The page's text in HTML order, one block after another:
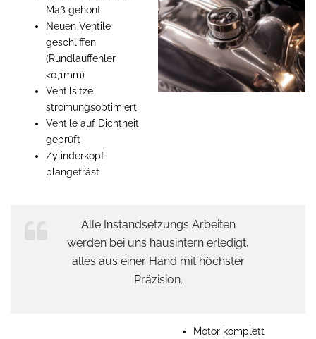
Maß gehont
Neuen Ventile
geschliffen
(Rundlauffehler
<0,1mm)
Ventilsitze
strömungsoptimiert
Ventile auf Dichtheit
geprüft
Zylinderkopf
plangefräst
Alle Instandsetzungs Arbeiten
werden bei uns hausintern erledigt,
alles aus einer Hand mit höchster
Präzision.
Motor komplett